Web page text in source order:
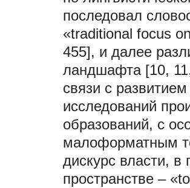
последовал
«traditional focus
455], и далее
ландшафта [10,
связи с
исследований
образований, с
малоформатным
дискурс власти, в
пространстве –